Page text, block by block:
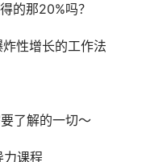
的那20%吗？
性增长的工作法
了解的一切～
力课程